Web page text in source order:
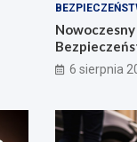
pierwszym
6 sierpnia